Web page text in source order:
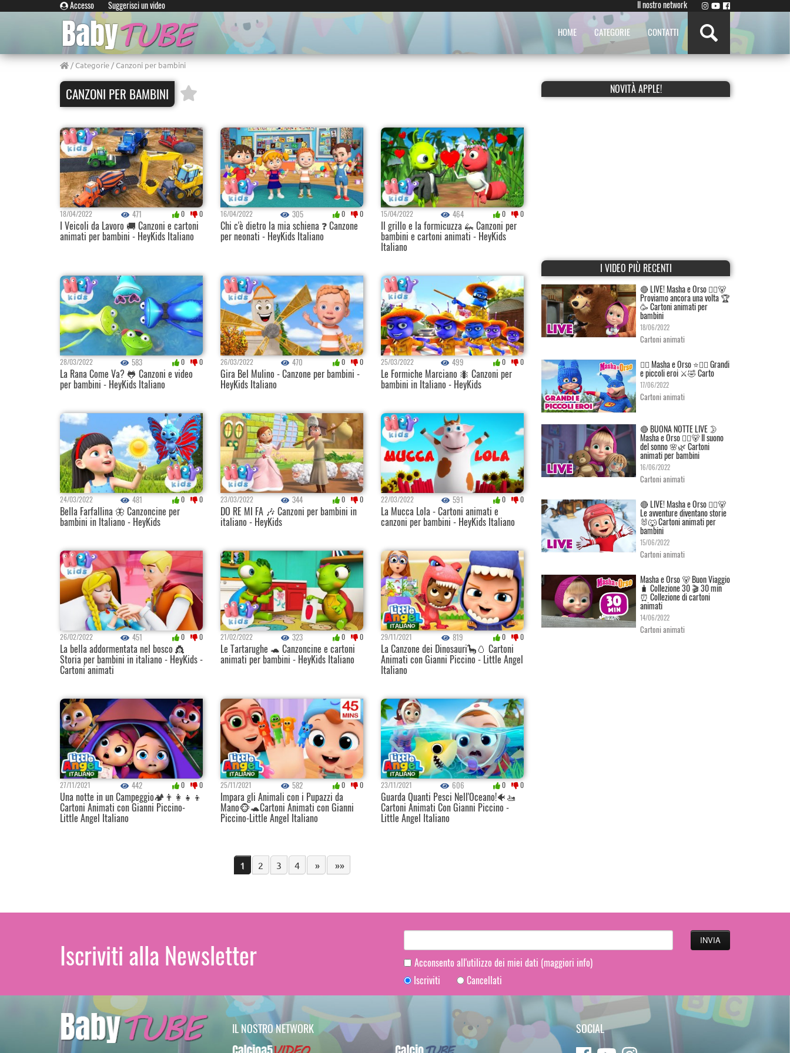
Accesso Suggerisci un video Il nostro network
HOME CATEGORIE CONTATTI
/Categorie/ Canzoni per bambini
CANZONI PER BAMBINI
18/04/2022 471 0 0
I Veicoli da Lavoro 🚚 Canzoni e cartoni
animati per bambini - HeyKids Italiano
16/04/2022 305 0 0
Chi c'è dietro la mia schiena ❓ Canzone
per neonati - HeyKids Italiano
15/04/2022 464 0 0
Il grillo e la formicuzza 🦗 Canzoni per
bambini e cartoni animati - HeyKids
Italiano
28/03/2022 583 0 0
La Rana Come Va? 🐸 Canzoni e video
per bambini - HeyKids Italiano
26/03/2022 470 0 0
Gira Bel Mulino - Canzone per bambini -
HeyKids Italiano
25/03/2022 499 0 0
Le Formiche Marciano 🐜 Canzoni per
bambini in Italiano - HeyKids
24/03/2022 481 0 0
Bella Farfallina 🦋 Canzoncine per
bambini in Italiano - HeyKids
23/03/2022 344 0 0
DO RE MI FA 🎶 Canzoni per bambini in
italiano - HeyKids
22/03/2022 591 0 0
La Mucca Lola - Cartoni animati e
canzoni per bambini - HeyKids Italiano
26/02/2022 451 0 0
La bella addormentata nel bosco 👸
Storia per bambini in italiano - HeyKids -
Cartoni animati
21/02/2022 323 0 0
Le Tartarughe 🐢 Canzoncine e cartoni
animati per bambini - HeyKids Italiano
29/11/2021 819 0 0
La Canzone dei Dinosauri🦕🥚 Cartoni
Animati con Gianni Piccino - Little Angel
Italiano
27/11/2021 442 0 0
Una notte in un Campeggio🏕️👨‍👩‍👧‍👦
Cartoni Animati con Gianni Piccino-
Little Angel Italiano
25/11/2021 582 0 0
Impara gli Animali con i Pupazzi da
Mano🐵🐢Cartoni Animati con Gianni
Piccino-Little Angel Italiano
23/11/2021 606 0 0
Guarda Quanti Pesci Nell'Oceano!🐠🚤
Cartoni Animati Con Gianni Piccino -
Little Angel Italiano
1 2 3 4 » »»
NOVITÀ APPLE!
I VIDEO PIÙ RECENTI
🔴 LIVE! Masha e Orso 👱‍♀️🐻
Proviamo ancora una volta 🏆
🥳 Cartoni animati per
bambini
18/06/2022
Cartoni animati
👱‍♀️ Masha e Orso ⭐🦸‍♀️ Grandi
e piccoli eroi ⚔️🤣 Carto
17/06/2022
Cartoni animati
🔴 BUONA NOTTE LIVE 🌛
Masha e Orso 👱‍♀️🐻 Il suono
del sonno 🌸🌿 Cartoni
animati per bambini
16/06/2022
Cartoni animati
🔴 LIVE! Masha e Orso 👱‍♀️🐻
Le avventure diventano storie
🐰🐺 Cartoni animati per
bambini
15/06/2022
Cartoni animati
Masha e Orso 🐻 Buon Viaggio
🧳 Сollezione 30 🎬 30 min
⏰ Collezione di cartoni
animati
14/06/2022
Cartoni animati
Iscriviti alla Newsletter Acconsento all'utilizzo dei miei dati (maggiori info)
Iscriviti
Cancellati
IL NOSTRO NETWORK
Calcioa5Video CalcioTUBE
SOCIAL